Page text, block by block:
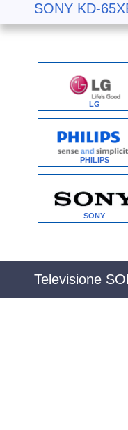
SONY KD-
LG
PHILIPS
SONY
Televisione